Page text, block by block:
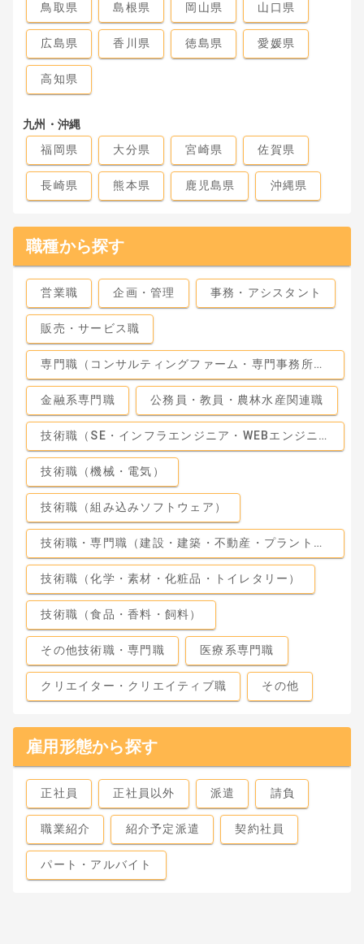
鳥取県
島根県 岡山県 山口県
広島県 香川県 徳島県 愛媛県
高知県
九州・沖縄
福岡県
大分県 宮崎県 佐賀県
長崎県 熊本県 鹿児島県 沖縄県
職種から探す
営業職 企画・管理 事務・アシスタント
販売・サービス職
専門職（コンサルティングファーム・専門事務所・監査法人）
金融系専門職 公務員・教員・農林水産関連職
技術職（SE・インフラエンジニア・WEBエンジニア）
技術職（機械・電気）
技術職（組み込みソフトウェア）
技術職・専門職（建設・建築・不動産・プラント・工場）
技術職（化学・素材・化粧品・トイレタリー）
技術職（食品・香料・飼料）
その他技術職・専門職 医療系専門職
クリエイター・クリエイティブ職 その他
雇用形態から探す
正社員 正社員以外 派遣 請負
職業紹介 紹介予定派遣 契約社員
パート・アルバイト